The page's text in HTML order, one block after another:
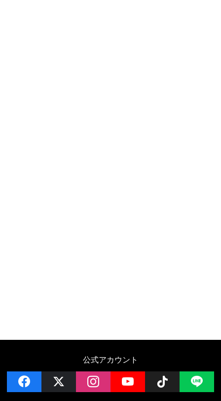
公式アカウント
facebook instagramYouTube Follow